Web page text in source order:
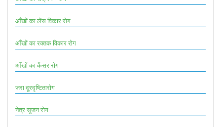
आँखों का लेंस विकार रोग
आँखों का रक्तक विकार रोग
आँखों का कैंसर रोग
जरा दूरदृष्टितारोग
नेत्र सूजन रोग